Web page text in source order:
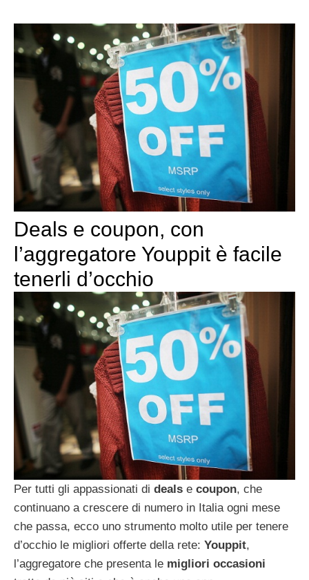
Deals e coupon, con
l’aggregatore Youppit è facile
tenerli d’occhio
Per tutti gli appassionati di deals e coupon, che
continuano a crescere di numero in Italia ogni mese
che passa, ecco uno strumento molto utile per tenere
d’occhio le migliori offerte della rete: Youppit,
l’aggregatore che presenta le migliori occasioni